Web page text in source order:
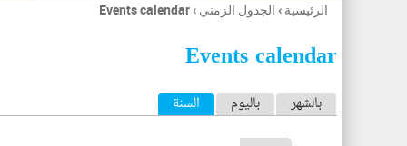
أنت
هنا
الرئيسية › الجدول الزمني ›
Events calendar
Events calendar
ا بالشهر باليوم السنة (علامة التبويب النشطة)